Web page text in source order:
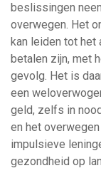
beslissingen
overwegen. Het
kan leiden tot het
betalen zijn, met
gevolg. Het is
een
geld, zelfs in
en het
impulsieve
gezondheid op